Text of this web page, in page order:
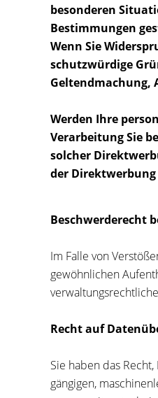
besonderen
Bestimmungen
Wenn Sie
schutzwürdige
Geltendmachung,
Werden Ihre
Verarbeitung Sie
solcher
der Direktwerbung
Beschwerderecht
Im Falle von
gewöhnlichen
Recht auf
Sie haben das
gängigen,